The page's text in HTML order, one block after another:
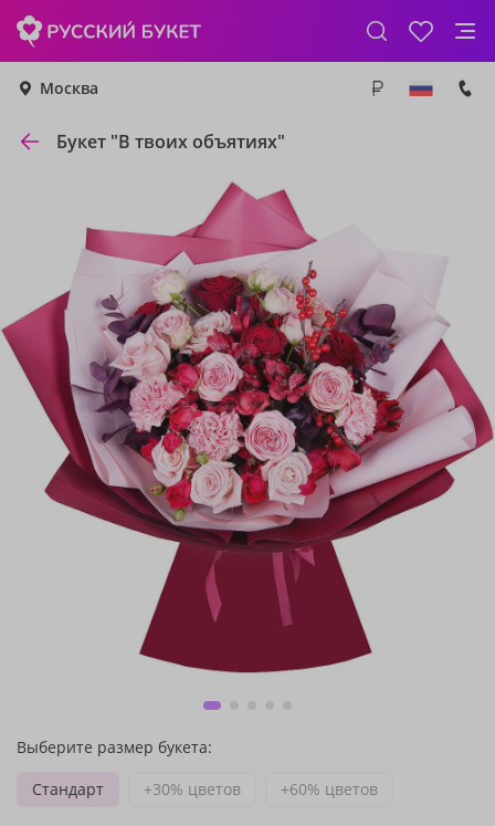
Москва
Букет "В твоих объятиях"
Выберите размер букета:
Стандарт
+30% цветов +60% цветов